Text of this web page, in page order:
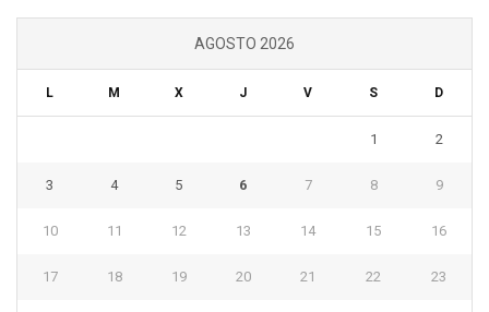
AGOSTO 2026
L M X J V S D
1 2
3 4 5 6 7 8 9
10 11 12 13 14 15 16
17 18 19 20 21 22 23